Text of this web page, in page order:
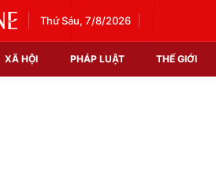
Thứ Sáu, 7/8/2026
XÃ HỘI PHÁP LUẬT THẾ GIỚI